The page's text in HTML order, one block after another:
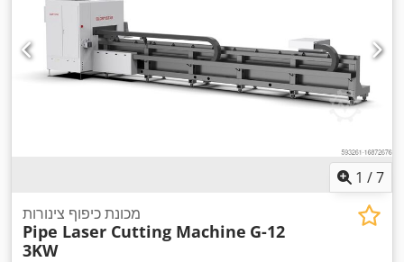
1 /7
מכונת כיפוף צינורות
Pipe Laser Cutting Machine G-12
3KW